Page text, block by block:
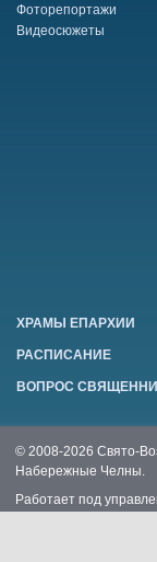
Фоторепортажи
Видеосюжеты
ХРАМЫ ЕПАРХИИ
РАСПИСАНИЕ
ВОПРОС
© 2008-2026 Свято-
Набережные Челны.
Работает под